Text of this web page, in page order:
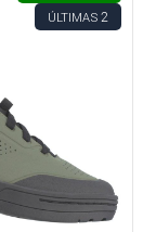
ÚLTIMAS 2